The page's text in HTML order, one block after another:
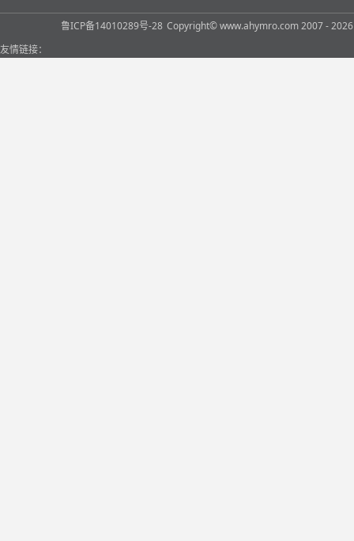
鲁ICP备14010289号-28 Copyright© www.ahymro.com 2007 - 2026
友情链接：